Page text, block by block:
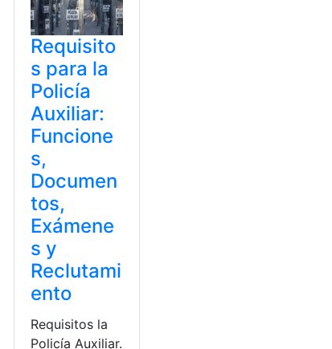
Requisito
s para la
Policía
Auxiliar:
Funcione
s,
Documen
tos,
Exámene
s y
Reclutami
ento
Requisitos la
Policía Auxiliar.